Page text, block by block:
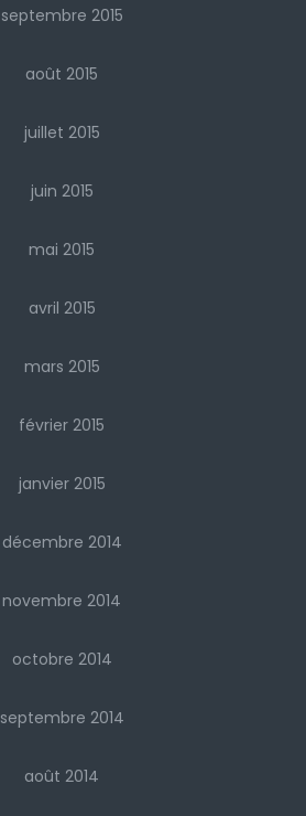
septembre 2015
août 2015
juillet 2015
juin 2015
mai 2015
avril 2015
mars 2015
février 2015
janvier 2015
décembre 2014
novembre 2014
octobre 2014
septembre 2014
août 2014